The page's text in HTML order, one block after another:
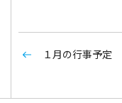
１月の行事予定